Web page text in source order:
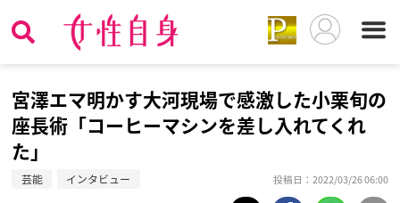
宮澤エマ明かす大河現場で感激した小栗旬の
座長術「コーヒーマシンを差し入れてくれ
た」
芸能 インタビュー 投稿日：2022/03/26 06:00